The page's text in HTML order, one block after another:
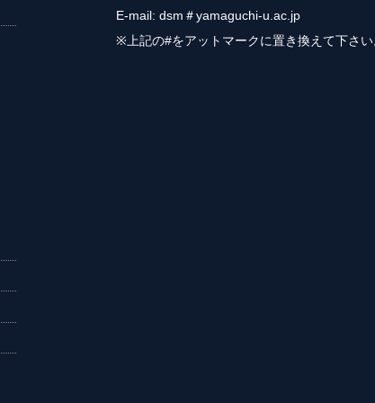
E-mail: dsm＃yamaguchi-u.ac.jp
※上記の#をアットマークに置き換えて下さ